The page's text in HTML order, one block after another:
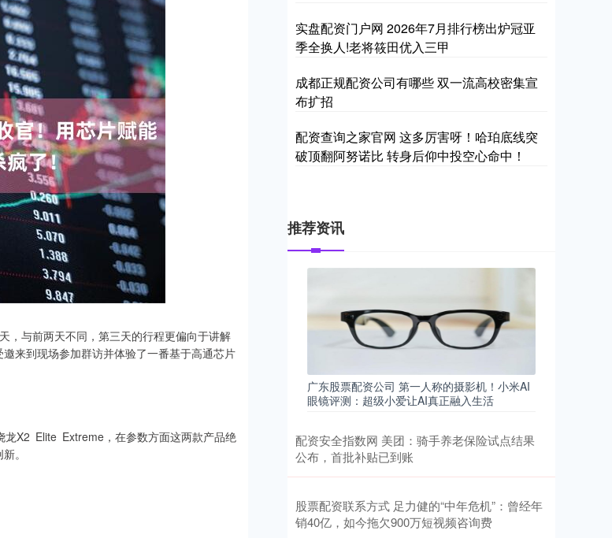
，与前两天不同，第三天的行程更偏向于讲解
来到现场参加群访并体验了一番基于高通芯片
X2 Elite Extreme，在参数方面这两款产品绝
。
实盘配资门户网 2026年7月排行榜出炉冠亚
季全换人!老将筱田优入三甲
成都正规配资公司有哪些 双一流高校密集宣
布扩招
配资查询之家官网 这多厉害呀！哈珀底线突
破顶翻阿努诺比 转身后仰中投空心命中！
推荐资讯
广东股票配资公司 第一人称的摄影机！小米AI
眼镜评测：超级小爱让AI真正融入生活
配资安全指数网 美团：骑手养老保险试点结果
公布，首批补贴已到账
股票配资联系方式 足力健的“中年危机”：曾经年
销40亿，如今拖欠900万短视频咨询费